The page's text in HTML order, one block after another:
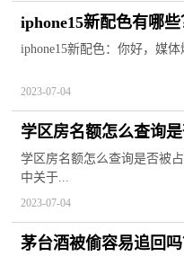
iphone15新配色有哪些
iphone15新配色：你好，媒体
2023-07-04
学区房名额怎么查询
么后果？
学区房名额怎么查询是否被
中关于...
2023-07-04
茅台酒被偷容易追回